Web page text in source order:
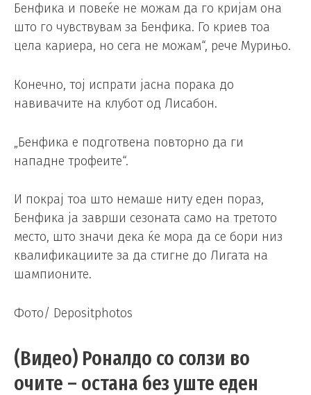
Бенфика и повеќе не можам да го кријам она
што го чувствувам за Бенфика. Го криев тоа
цела кариера, но сега не можам“, рече Мурињо.
Конечно, тој испрати јасна порака до
навивачите на клубот од Лисабон.
„Бенфика е подготвена повторно да ги
нападне трофеите“.
И покрај тоа што немаше ниту еден пораз,
Бенфика ја заврши сезоната само на третото
место, што значи дека ќе мора да се бори низ
квалификациите за да стигне до Лигата на
шампионите.
Фото/ Depositphotos
(Видео) Роналдо со солзи во
очите – остана без уште еден